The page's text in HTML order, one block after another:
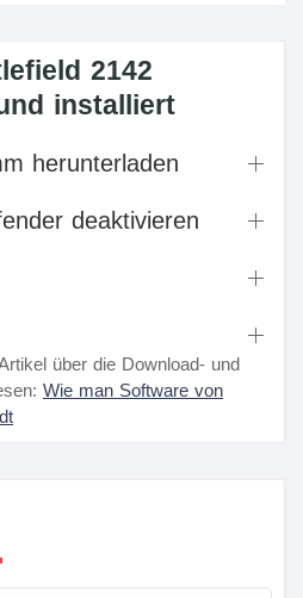
2142
installiert
herunterladen
deaktivieren
über die Download- und
Wie man Software von